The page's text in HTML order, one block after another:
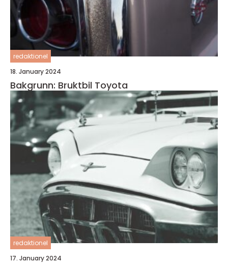
redaktionel
18. January 2024
Bakgrunn: Bruktbil Toyota
redaktionel
17. January 2024